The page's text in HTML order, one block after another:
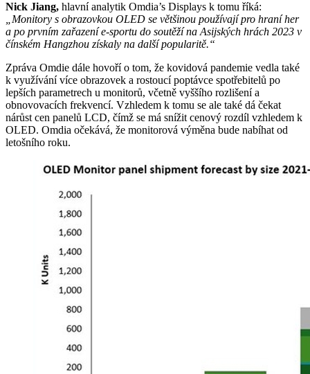
Nick Jiang, hlavní analytik Omdia’s Displays k tomu říká:
„Monitory s obrazovkou OLED se většinou používají pro hraní her
a po prvním zařazení e-sportu do soutěží na Asijských hrách 2023 v
čínském Hangzhou získaly na další popularitě.“
Zpráva Omdie dále hovoří o tom, že kovidová pandemie vedla také
k využívání více obrazovek a rostoucí poptávce spotřebitelů po
lepších parametrech u monitorů, včetně vyššího rozlišení a
obnovovacích frekvencí. Vzhledem k tomu se ale také dá čekat
nárůst cen panelů LCD, čímž se má snížit cenový rozdíl vzhledem k
OLED. Omdia očekává, že monitorová výměna bude nabíhat od
letošního roku.